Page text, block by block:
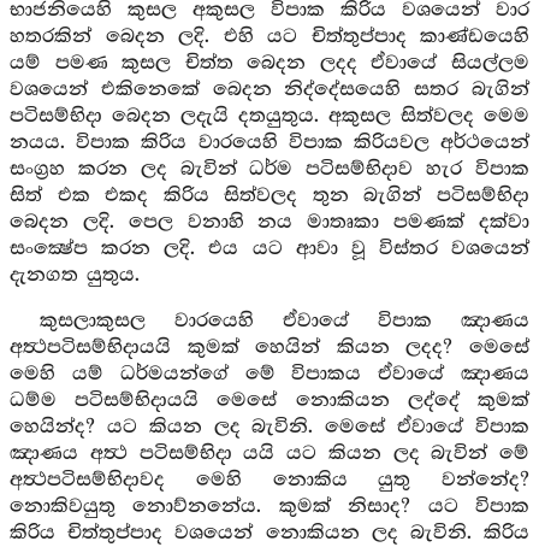
භාජනියෙහි කුසල අකුසල විපාක කිරිය වශයෙන් වාර
හතරකින් බෙදන ලදි. එහි යට චිත්තුප්පාද කාණ්ඩයෙහි
යම් පමණ කුසල චිත්ත බෙදන ලදද ඒවායේ සියල්ලම
වශයෙන් එකිනෙකේ බෙදන නිද්දේසයෙහි සතර බැගින්
පටිසම්භිදා බෙදන ලදැයි දතයුතුය. අකුසල සිත්වලද මෙම
නයය. විපාක කිරිය වාරයෙහි විපාක කිරියවල අර්ථයෙන්
සංග්‍රහ කරන ලද බැවින් ධර්ම පටිසම්භිදාව හැර විපාක
සිත් එක එකද කිරිය සිත්වලද තුන බැගින් පටිසම්භිදා
බෙදන ලදි. පෙල වනාහි නය මාතෘකා පමණක් දක්වා
සංක්‍ෂේප කරන ලදි. එය යට ආවා වූ විස්තර වශයෙන්
දැනගත යුතුය.
කුසලාකුසල වාරයෙහි ඒවායේ විපාක ඤාණය
අත්‍ථපටිසම්භිදායයි කුමක් හෙයින් කියන ලදද? මෙසේ
මෙහි යම් ධර්මයන්ගේ මේ විපාකය ඒවායේ ඤාණය
ධම්ම පටිසම්භිදායයි මෙසේ නොකියන ලද්දේ කුමක්
හෙයින්ද? යට කියන ලද බැවිනි. මෙසේ ඒවායේ විපාක
ඤාණය අත්‍ථ පටිසම්භිදා යයි යට කියන ලද බැවින් මේ
අත්‍ථපටිසම්භිදාවද මෙහි නොකිය යුතු වන්නේද?
නොකිවයුතු නොව්නනේය. කුමක් නිසාද? යට විපාක
කිරිය චිත්තුප්පාද වශයෙන් නොකියන ලද බැවිනි. කිරිය